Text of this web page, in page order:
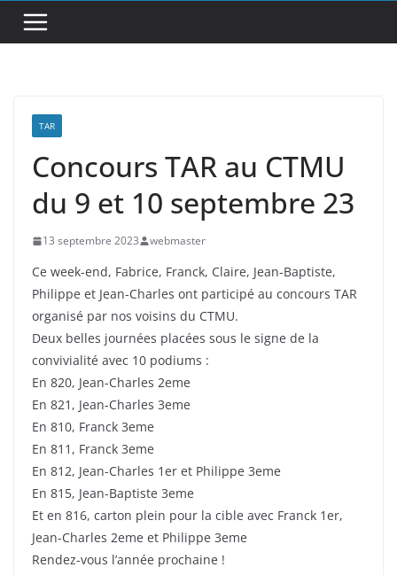
TAR
Concours TAR au CTMU
du 9 et 10 septembre 23
13 septembre 2023 webmaster
Ce week-end, Fabrice, Franck, Claire, Jean-Baptiste,
Philippe et Jean-Charles ont participé au concours TAR
organisé par nos voisins du CTMU.
Deux belles journées placées sous le signe de la
convivialité avec 10 podiums :
En 820, Jean-Charles 2eme
En 821, Jean-Charles 3eme
En 810, Franck 3eme
En 811, Franck 3eme
En 812, Jean-Charles 1er et Philippe 3eme
En 815, Jean-Baptiste 3eme
Et en 816, carton plein pour la cible avec Franck 1er,
Jean-Charles 2eme et Philippe 3eme
Rendez-vous l’année prochaine !